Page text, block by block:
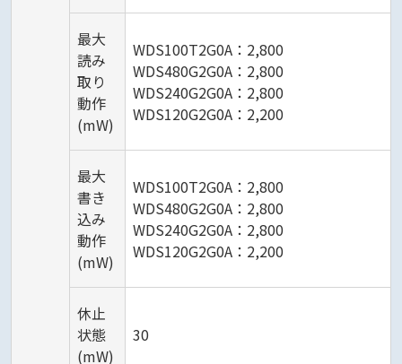
最大
読み
取り
動作
(mW)
WDS100T2G0A：2,800
WDS480G2G0A：2,800
WDS240G2G0A：2,800
WDS120G2G0A：2,200
最大
書き
込み
動作
(mW)
WDS100T2G0A：2,800
WDS480G2G0A：2,800
WDS240G2G0A：2,800
WDS120G2G0A：2,200
休止
状態
(mW)
30